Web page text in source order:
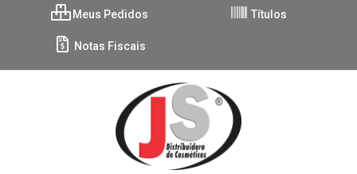
Meus Pedidos Títulos
Notas Fiscais